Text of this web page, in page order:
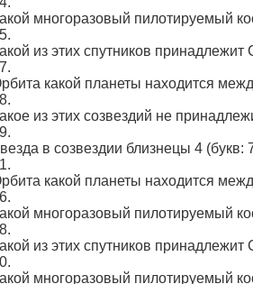
многоразовый пилотируемый
из этих спутников принадлежит
какой планеты находится
из этих созвездий не
в созвездии близнецы 4 (букв:
какой планеты находится
многоразовый пилотируемый
из этих спутников принадлежит
многоразовый пилотируемый